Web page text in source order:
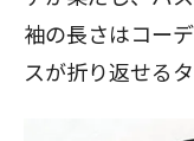
袖の長さはコー
スが折り返せる